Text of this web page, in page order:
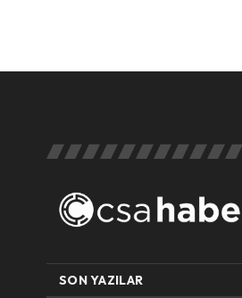
SON YAZILAR